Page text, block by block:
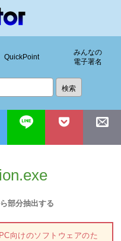
QuickPoint
みんなの
電子署名
部分抽出する
向けのソフトウェアのた